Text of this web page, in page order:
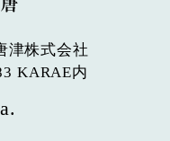
津株式会社
KARAE内